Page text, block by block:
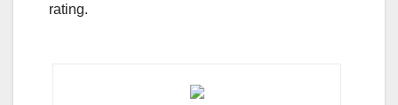
rating.